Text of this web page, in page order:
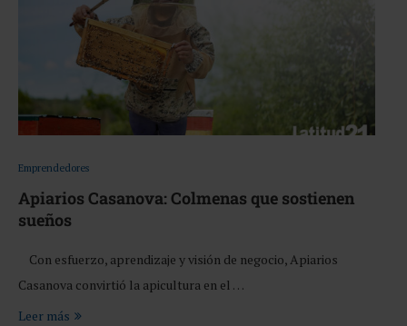
Emprendedores
Apiarios Casanova: Colmenas que sostienen
sueños
Con esfuerzo, aprendizaje y visión de negocio, Apiarios
Casanova convirtió la apicultura en el …
Leer más